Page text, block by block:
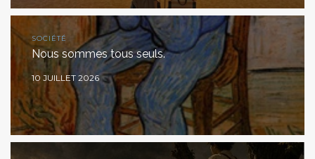
SOCIÉTÉ
Nous sommes tous seuls.
10 JUILLET 2026